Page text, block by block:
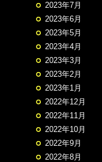
2023年7月
2023年6月
2023年5月
2023年4月
2023年3月
2023年2月
2023年1月
2022年12月
2022年11月
2022年10月
2022年9月
2022年8月